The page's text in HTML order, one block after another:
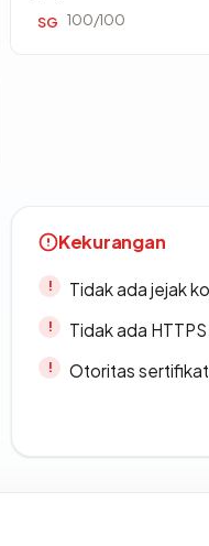
SG 100/100
Kekurangan
Tidak ada jejak
Tidak ada
Otoritas sertifikat